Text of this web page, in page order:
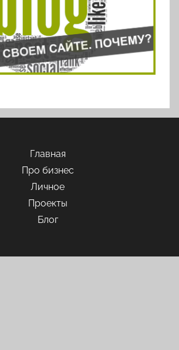
Главная
Про бизнес
Личное
Проекты
Блог